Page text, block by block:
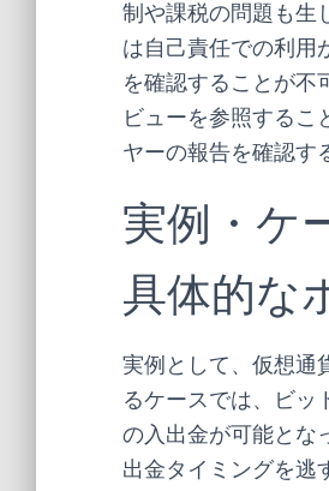
制や課税の問題も生
は自己責任での利用
を確認することが不
ビューを参照するこ
ヤーの報告を確認す
実例・ケ
具体的な
実例として、仮想通
るケースでは、ビッ
の入出金が可能とな
出金タイミングを逃